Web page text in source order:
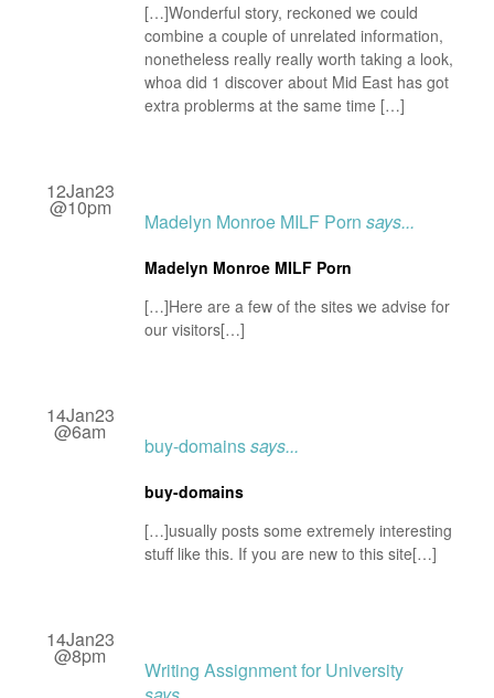
[…]Wonderful story, reckoned we could
combine a couple of unrelated information,
nonetheless really really worth taking a look,
whoa did 1 discover about Mid East has got
extra problerms at the same time […]
12Jan23
@10pm
Madelyn Monroe MILF Porn says...
Madelyn Monroe MILF Porn
[…]Here are a few of the sites we advise for
our visitors[…]
14Jan23
@6am
buy-domainssays...
buy-domains
[…]usually posts some extremely interesting
stuff like this. If you are new to this site[…]
14Jan23
@8pm
Writing Assignment for University